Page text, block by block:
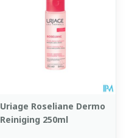
Uriage Roseliane Dermo
Reiniging 250ml